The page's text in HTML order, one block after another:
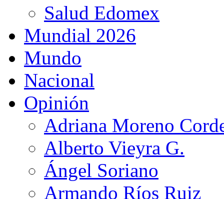
Salud Edomex
Mundial 2026
Mundo
Nacional
Opinión
Adriana Moreno
Alberto Vieyra G.
Ángel Soriano
Armando Ríos Ruiz